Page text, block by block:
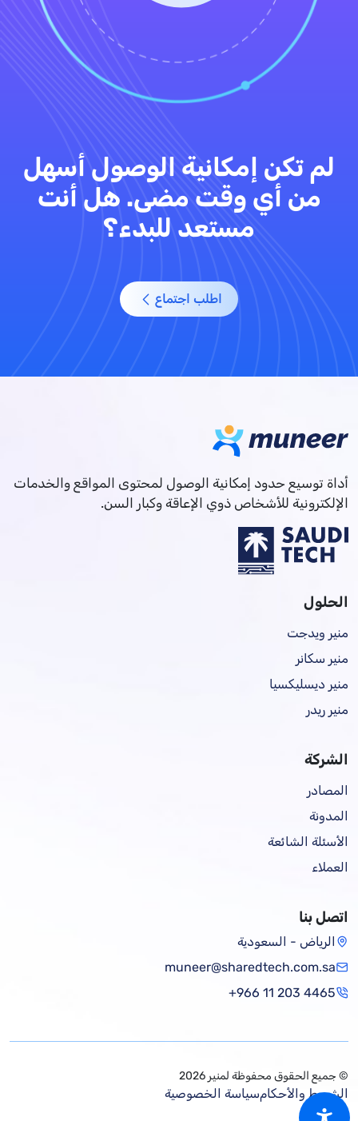
لم تكن إمكانية الوصول أسهل
من أي وقت مضى. هل أنت
مستعد للبدء؟
اطلب اجتماع
أداة توسيع حدود إمكانية الوصول لمحتوى المواقع والخدمات
الإلكترونية للأشخاص ذوي الإعاقة وكبار السن.
الحلول
منير ويدجت
منير سكانر
منير ديسليكسيا
منير ريدر
الشركة
المصادر
المدونة
الأسئلة الشائعة
العملاء
اتصل بنا
الرياض - السعودية
muneer@sharedtech.com.sa
+966 11 203 4465
© جميع الحقوق محفوظة لمنير 2026
الشروط والأحكامسياسة الخصوصية